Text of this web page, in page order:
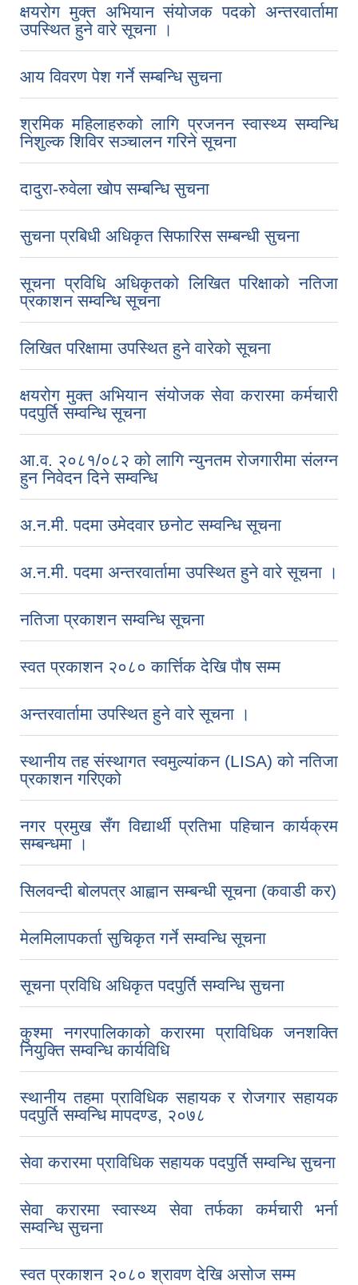
क्षयरोग मुक्त अभियान संयोजक पदको अन्तरवार्तामा
उपस्थित हुने वारे सूचना ।
आय विवरण पेश गर्ने सम्बन्धि सुचना
श्रमिक महिलाहरुको लागि प्रजनन स्वास्थ्य सम्वन्धि
निशुल्क शिविर सञ्‍चालन गरिने सूचना
दादुरा-रुवेला खोप सम्बन्धि सुचना
सुचना प्रबिधी अधिकृत सिफारिस सम्बन्धी सुचना
सूचना प्रविधि अधिकृतको लिखित परिक्षाको नतिजा
प्रकाशन सम्वन्धि सूचना
लिखित परिक्षामा उपस्थित हुने वारेको सूचना
क्षयरोग मुक्त अभियान संयोजक सेवा करारमा कर्मचारी
पदपुर्ति सम्वन्धि सूचना
आ.व. २०८१/०८२ को लागि न्युनतम रोजगारीमा संलग्‍न
हुन निवेदन दिने सम्वन्धि
अ.न.मी. पदमा उमेदवार छनोट सम्वन्धि सूचना
अ.न.मी. पदमा अन्तरवार्तामा उपस्थित हुने वारे सूचना ।
नतिजा प्रकाशन सम्वन्धि सूचना
स्वत प्रकाशन २०८० कार्त्तिक देखि पौष सम्म
अन्तरवार्तामा उपस्थित हुने वारे सूचना ।
स्थानीय तह संस्थागत स्वमुल्यांकन (LISA) को नतिजा
प्रकाशन गरिएको
नगर प्रमुख सँग विद्यार्थी प्रतिभा पहिचान कार्यक्रम
सम्बन्धमा ।
सिलवन्दी बोलपत्र आह्वान सम्बन्धी सूचना (कवाडी कर)
मेलमिलापकर्ता सुचिकृत गर्ने सम्वन्धि सूचना
सूचना प्रविधि अधिकृत पदपुर्ति सम्वन्धि सुचना
कुश्मा नगरपालिकाको करारमा प्राविधिक जनशक्ति
नियुक्ति सम्वन्धि कार्यविधि
स्थानीय तहमा प्राविधिक सहायक र रोजगार सहायक
पदपुर्ति सम्वन्धि मापदण्ड, २०७८
सेवा करारमा प्राविधिक सहायक पदपुर्ति सम्वन्धि सुचना
सेवा करारमा स्वास्थ्य सेवा तर्फका कर्मचारी भर्ना
सम्वन्धि सुचना
स्वत प्रकाशन २०८० श्रावण देखि असोज सम्म